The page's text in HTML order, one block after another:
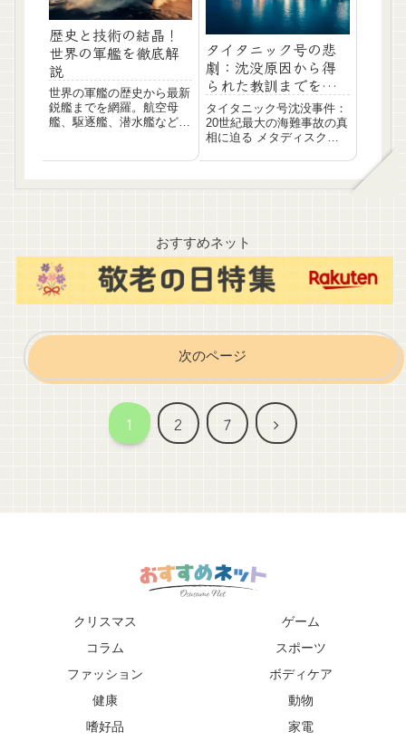
歴史と技術の結晶！
世界の軍艦を徹底解
説
世界の軍艦の歴史から最新
鋭艦までを網羅。航空母
艦、駆逐艦、潜水艦など、
代の技術を搭載した艦艇ま
タイタニック号の悲
劇：沈没原因から得
られた教訓までを徹
底解説
タイタニック号沈没事件：
20世紀最大の海難事故の真
相に迫る メタディスクリ
ニック号がなぜ沈没したの
おすすめネット
次のページ
1 2 7
次
クリスマス
ゲーム
コラム
スポーツ
ファッション
ボディケア
健康
動物
嗜好品
家電